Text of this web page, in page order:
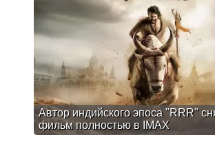
Автор индийского эпоса "RRR"
фильм полностью в IMAX